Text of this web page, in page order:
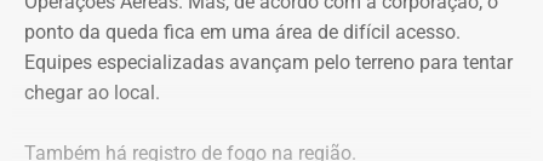
empresas, a prefeitura solicitou:
Preservação integral dos registros dos nove perfis;
Identificação de anunciantes e financiadores;
ponto da queda fica em uma área de difícil acesso.
Equipes especializadas avançam pelo terreno para tentar
chegar ao local.
Também há registro de fogo na região.